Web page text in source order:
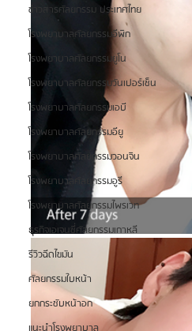
ข่าวสารศัลยกรรม ประเทศไทย
โรงพยาบาลศัลยกรรมอีพิก
โรงพยาบาลศัลยกรรมยูโน
โรงพยาบาลศัลยกรรมวันเปอร์เซ็น
โรงพยาบาลศัลยกรรมเอบี
โรงพยาบาลศัลยกรรมอียู
โรงพยาบาลศัลยกรรมวอนจิน
โรงพยาบาลศัลยกรรมอูรี
โรงพยาบาลศัลยกรรมไพรเวท
ธุรกิจเอเจนซี่ศัลยกรรมเกาหลี
รีวิวฉีดไขมัน
ศัลยกรรมใบหน้า
ยกกระชับหน้าอก